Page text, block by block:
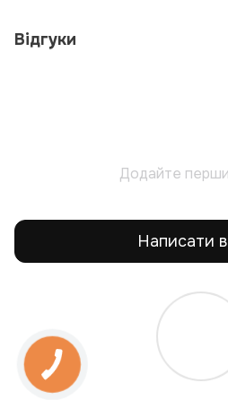
Відгуки
Додайте
Написати